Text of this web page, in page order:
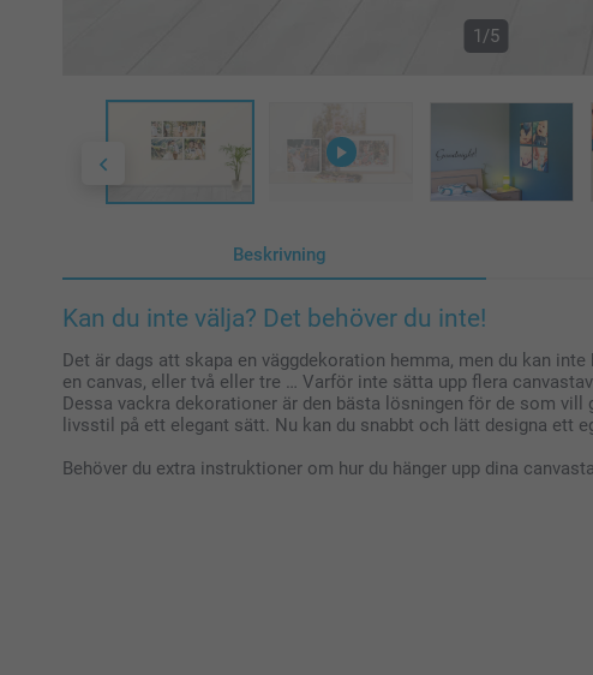
1/5
Beskrivning
Kan du inte välja? Det behöver du inte!
Det är dags att skapa en väggdekoration hemma, men du kan
en canvas, eller två eller tre … Varför inte sätta upp flera
Dessa vackra dekorationer är den bästa lösningen för de som
livsstil på ett elegant sätt. Nu kan du snabbt och lätt designa ett
Behöver du extra instruktioner om hur du hänger upp dina